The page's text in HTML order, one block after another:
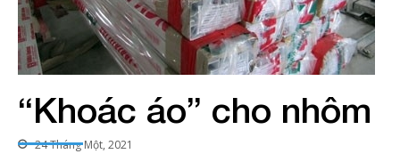
“Khoác áo” cho nhôm
24 Tháng Một, 2021